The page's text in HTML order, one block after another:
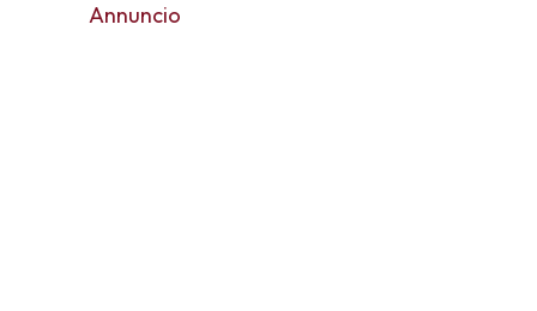
Annuncio